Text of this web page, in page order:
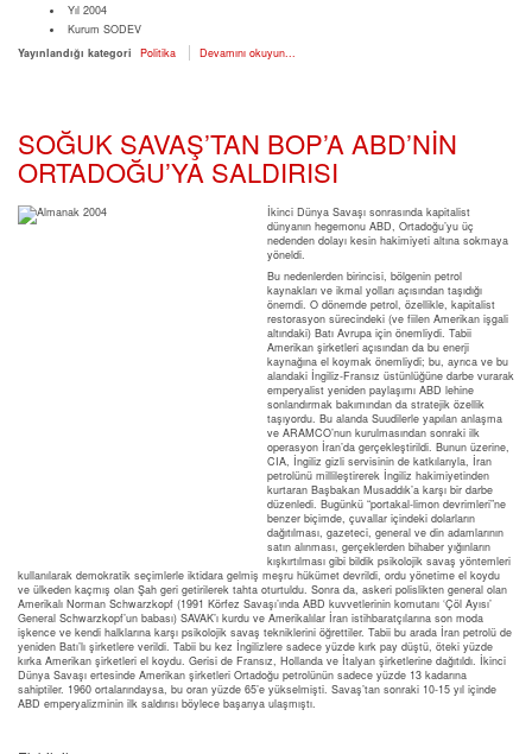
Yıl 2004
Kurum SODEV
Yayınlandığı kategori
Politika Devamını okuyun...
SOĞUK SAVAŞ’TAN BOP’A ABD’NİN
ORTADOĞU’YA SALDIRISI
İkinci Dünya Savaşı sonrasında kapitalist
dünyanın hegemonu ABD, Ortadoğu’yu üç
nedenden dolayı kesin hakimiyeti altına sokmaya
yöneldi.
Bu nedenlerden birincisi, bölgenin petrol
kaynakları ve ikmal yolları açısından taşıdığı
önemdi. O dönemde petrol, özellikle, kapitalist
restorasyon sürecindeki (ve fiilen Amerikan işgali
altındaki) Batı Avrupa için önemliydi. Tabii
Amerikan şirketleri açısından da bu enerji
kaynağına el koymak önemliydi; bu, ayrıca ve bu
alandaki İngiliz-Fransız üstünlüğüne darbe vurarak
emperyalist yeniden paylaşımı ABD lehine
sonlandırmak bakımından da stratejik özellik
taşıyordu. Bu alanda Suudilerle yapılan anlaşma
ve ARAMCO’nun kurulmasından sonraki ilk
operasyon İran’da gerçekleştirildi. Bunun üzerine,
CIA, İngiliz gizli servisinin de katkılarıyla, İran
petrolünü millileştirerek İngiliz hakimiyetinden
kurtaran Başbakan Musaddık’a karşı bir darbe
düzenledi. Bugünkü “portakal-limon devrimleri”ne
benzer biçimde, çuvallar içindeki dolarların
dağıtılması, gazeteci, general ve din adamlarının
satın alınması, gerçeklerden bihaber yığınların
kışkırtılması gibi bildik psikolojik savaş yöntemleri
kullanılarak demokratik seçimlerle iktidara gelmiş meşru hükümet devrildi, ordu yönetime el koydu
ve ülkeden kaçmış olan Şah geri getirilerek tahta oturtuldu. Sonra da, askeri polislikten general olan
Amerikalı Norman Schwarzkopf (1991 Körfez Savaşı’ında ABD kuvvetlerinin komutanı ‘Çöl Ayısı’
General Schwarzkopf’un babası) SAVAK’ı kurdu ve Amerikalılar İran istihbaratçılarına son moda
işkence ve kendi halklarına karşı psikolojik savaş tekniklerini öğrettiler. Tabii bu arada İran petrolü de
yeniden Batı’lı şirketlere verildi. Tabii bu kez İngilizlere sadece yüzde kırk pay düştü, öteki yüzde
kırka Amerikan şirketleri el koydu. Gerisi de Fransız, Hollanda ve İtalyan şirketlerine dağıtıldı. İkinci
Dünya Savaşı ertesinde Amerikan şirketleri Ortadoğu petrolünün sadece yüzde 13 kadarına
sahiptiler. 1960 ortalarındaysa, bu oran yüzde 65’e yükselmişti. Savaş’tan sonraki 10-15 yıl içinde
ABD emperyalizminin ilk saldırısı böylece başarıya ulaşmıştı.